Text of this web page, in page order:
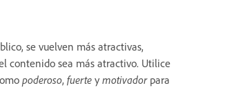
se vuelven más atractivas,
contenido sea más atractivo. Utilice
poderoso, fuerte y motivadorpara